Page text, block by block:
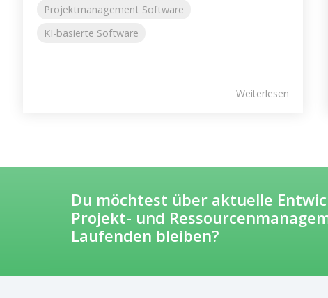
Projektmanagement Software
KI-basierte Software
Weiterlesen
Du möchtest über aktuelle
Projekt- und
Laufenden bleiben?